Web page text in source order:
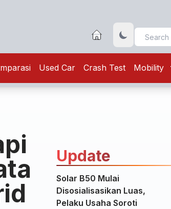
Used Car Crash Test Mobility
Update
Solar B50 Mulai
Disosialisasikan Luas,
Pelaku Usaha Soroti